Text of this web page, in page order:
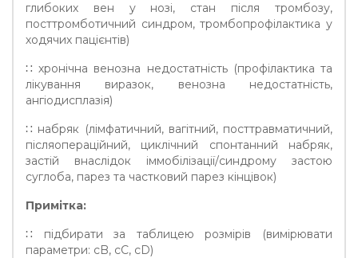
глибоких вен у нозі, стан після тромбозу,
посттромботичний синдром, тромбопрофілактика у
ходячих пацієнтів)
∷ хронічна венозна недостатність (профілактика та
лікування виразок, венозна недостатність,
ангіодисплазія)
∷ набряк (лімфатичний, вагітний, посттравматичний,
післяопераційний, циклічний спонтанний набряк,
застій внаслідок іммобілізації/синдрому застою
суглоба, парез та частковий парез кінцівок)
Примітка:
∷ підбирати за таблицею розмірів (вимірювати
параметри: cB, cC, сD)